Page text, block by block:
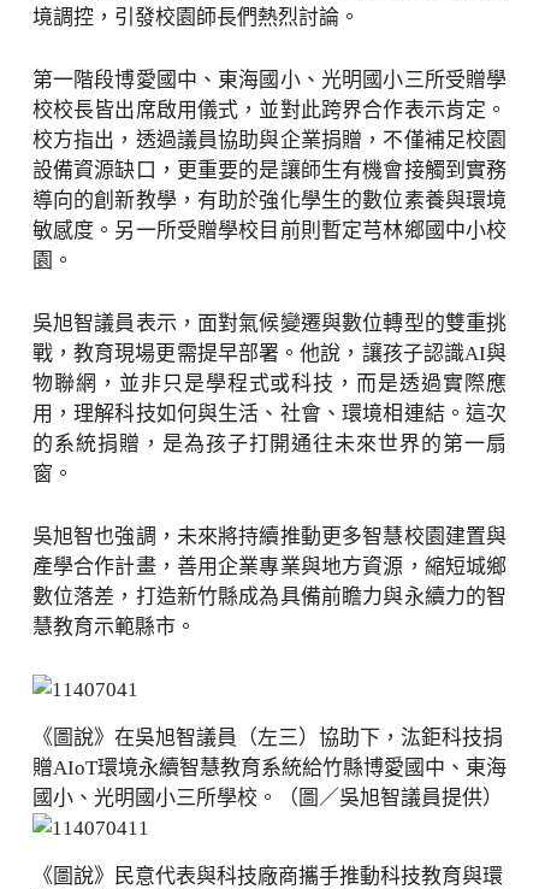
境調控，引發校園師長們熱烈討論。
第一階段博愛國中、東海國小、光明國小三所受贈學
校校長皆出席啟用儀式，並對此跨界合作表示肯定。
校方指出，透過議員協助與企業捐贈，不僅補足校園
設備資源缺口，更重要的是讓師生有機會接觸到實務
導向的創新教學，有助於強化學生的數位素養與環境
敏感度。另一所受贈學校目前則暫定芎林鄉國中小校
園。
吳旭智議員表示，面對氣候變遷與數位轉型的雙重挑
戰，教育現場更需提早部署。他說，讓孩子認識AI與
物聯網，並非只是學程式或科技，而是透過實際應
用，理解科技如何與生活、社會、環境相連結。這次
的系統捐贈，是為孩子打開通往未來世界的第一扇
窗。
吳旭智也強調，未來將持續推動更多智慧校園建置與
產學合作計畫，善用企業專業與地方資源，縮短城鄉
數位落差，打造新竹縣成為具備前瞻力與永續力的智
慧教育示範縣市。
《圖說》在吳旭智議員（左三）協助下，汯鉅科技捐
贈AIoT環境永續智慧教育系統給竹縣博愛國中、東海
國小、光明國小三所學校。（圖／吳旭智議員提供）
《圖說》民意代表與科技廠商攜手推動科技教育與環